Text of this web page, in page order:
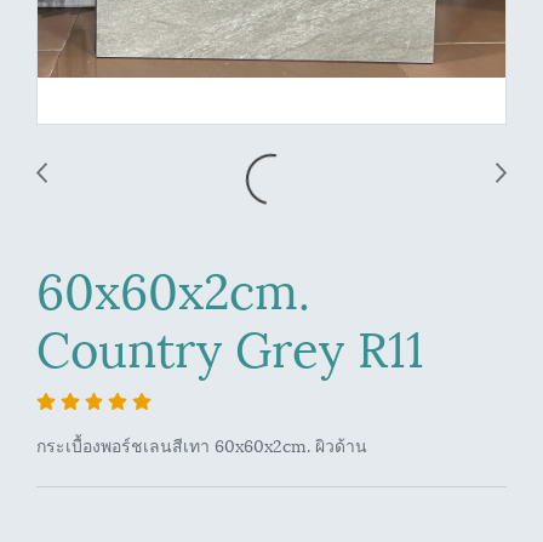
60x60x2cm.
Country Grey R11
กระเบื้องพอร์ชเลนสีเทา 60x60x2cm. ผิวด้าน